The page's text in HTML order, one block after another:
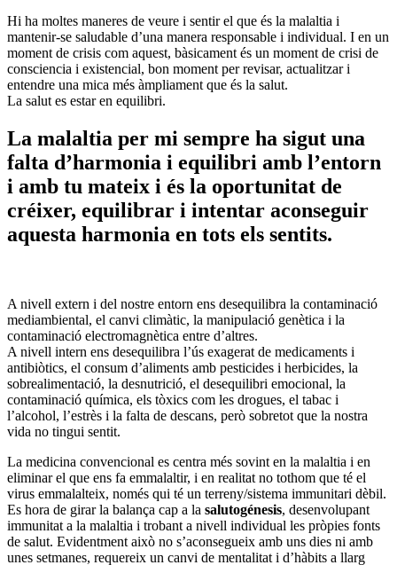
Hi ha moltes maneres de veure i sentir el que és la malaltia i
mantenir-se saludable d’una manera responsable i individual. I en un
moment de crisis com aquest, bàsicament és un moment de crisi de
consciencia i existencial, bon moment per revisar, actualitzar i
entendre una mica més àmpliament que és la salut.
La salut es estar en equilibri.
La malaltia per mi sempre ha sigut una
falta d’harmonia i equilibri amb l’entorn
i amb tu mateix i és la oportunitat de
créixer, equilibrar i intentar aconseguir
aquesta harmonia en tots els sentits.
A nivell extern i del nostre entorn ens desequilibra la contaminació
mediambiental, el canvi climàtic, la manipulació genètica i la
contaminació electromagnètica entre d’altres.
A nivell intern ens desequilibra l’ús exagerat de medicaments i
antibiòtics, el consum d’aliments amb pesticides i herbicides, la
sobrealimentació, la desnutrició, el desequilibri emocional, la
contaminació química, els tòxics com les drogues, el tabac i
l’alcohol, l’estrès i la falta de descans, però sobretot que la nostra
vida no tingui sentit.
La medicina convencional es centra més sovint en la malaltia i en
eliminar el que ens fa emmalaltir, i en realitat no tothom que té el
virus emmalalteix, només qui té un terreny/sistema immunitari dèbil.
Es hora de girar la balança cap a la salutogénesis, desenvolupant
immunitat a la malaltia i trobant a nivell individual les pròpies fonts
de salut. Evidentment això no s’aconsegueix amb uns dies ni amb
unes setmanes, requereix un canvi de mentalitat i d’hàbits a llarg